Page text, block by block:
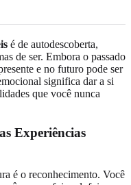
é de autodescoberta,
de ser. Embora o passado
e no futuro pode ser
significa dar a si
que você nunca
Experiências
é o reconhecimento. Você